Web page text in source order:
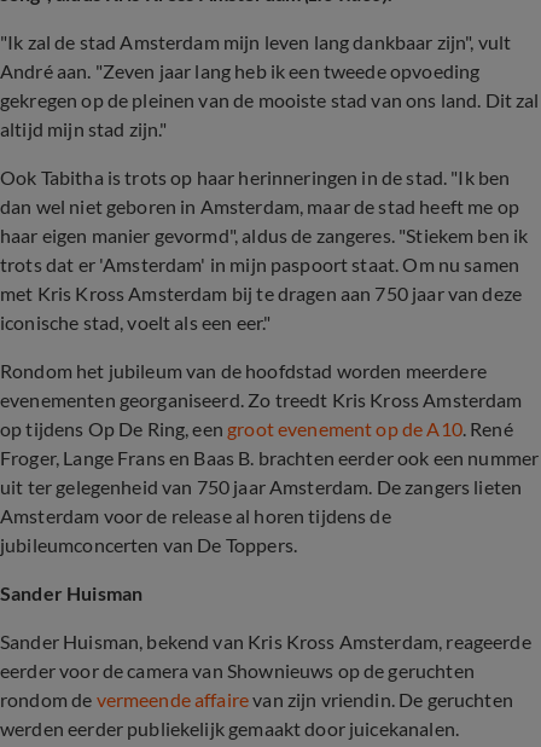
"Ik zal de stad Amsterdam mijn leven lang dankbaar zijn", vult
André aan. "Zeven jaar lang heb ik een tweede opvoeding
gekregen op de pleinen van de mooiste stad van ons land. Dit zal
altijd mijn stad zijn."
Ook Tabitha is trots op haar herinneringen in de stad. "Ik ben
dan wel niet geboren in Amsterdam, maar de stad heeft me op
haar eigen manier gevormd", aldus de zangeres. "Stiekem ben ik
trots dat er 'Amsterdam' in mijn paspoort staat. Om nu samen
met Kris Kross Amsterdam bij te dragen aan 750 jaar van deze
iconische stad, voelt als een eer."
Rondom het jubileum van de hoofdstad worden meerdere
evenementen georganiseerd. Zo treedt Kris Kross Amsterdam
op tijdens Op De Ring, een groot evenement op de A10. René
Froger, Lange Frans en Baas B. brachten eerder ook een nummer
uit ter gelegenheid van 750 jaar Amsterdam. De zangers lieten
Amsterdam voor de release al horen tijdens de
jubileumconcerten van De Toppers.
Sander Huisman
Sander Huisman, bekend van Kris Kross Amsterdam, reageerde
eerder voor de camera van Shownieuws op de geruchten
rondom de vermeende affairevan zijn vriendin. De geruchten
werden eerder publiekelijk gemaakt door juicekanalen.